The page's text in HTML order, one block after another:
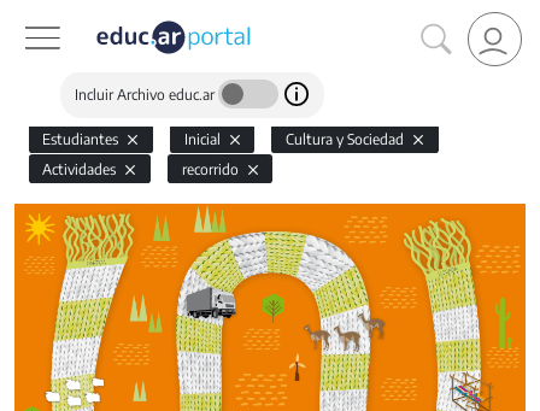
Incluir Archivo educ.ar
Estudiantes Inicial
Cultura y Sociedad
Actividades
recorrido